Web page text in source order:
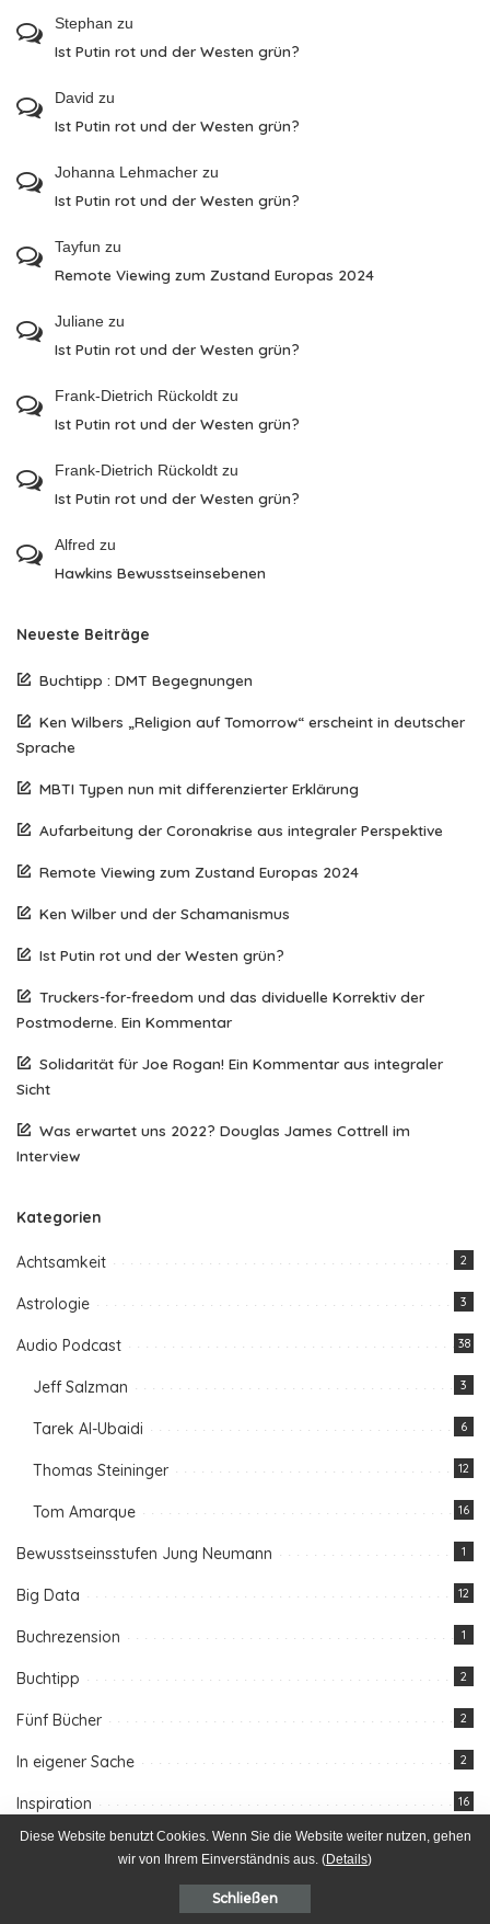
Stephan zu
Ist Putin rot und der Westen grün?
David zu
Ist Putin rot und der Westen grün?
Johanna Lehmacher zu
Ist Putin rot und der Westen grün?
Tayfun zu
Remote Viewing zum Zustand Europas 2024
Juliane zu
Ist Putin rot und der Westen grün?
Frank-Dietrich Rückoldt zu
Ist Putin rot und der Westen grün?
Frank-Dietrich Rückoldt zu
Ist Putin rot und der Westen grün?
Alfred zu
Hawkins Bewusstseinsebenen
Neueste Beiträge
Buchtipp : DMT Begegnungen
Ken Wilbers „Religion auf Tomorrow“ erscheint in deutscher
Sprache
MBTI Typen nun mit differenzierter Erklärung
Aufarbeitung der Coronakrise aus integraler Perspektive
Remote Viewing zum Zustand Europas 2024
Ken Wilber und der Schamanismus
Ist Putin rot und der Westen grün?
Truckers-for-freedom und das dividuelle Korrektiv der
Postmoderne. Ein Kommentar
Solidarität für Joe Rogan! Ein Kommentar aus integraler
Sicht
Was erwartet uns 2022? Douglas James Cottrell im
Interview
Kategorien
Achtsamkeit 2
Astrologie 3
Audio Podcast 38
Jeff Salzman 3
Tarek Al-Ubaidi 6
Thomas Steininger 12
Tom Amarque 16
Bewusstseinsstufen Jung Neumann 1
Big Data 12
Buchrezension 1
Buchtipp 2
Fünf Bücher 2
In eigener Sache 2
Inspiration 16
integrale Typologie 1
Diese Website benutzt Cookies. Wenn Sie die Website weiter nutzen, gehen
wir von Ihrem Einverständnis aus. (Details)
Schließen